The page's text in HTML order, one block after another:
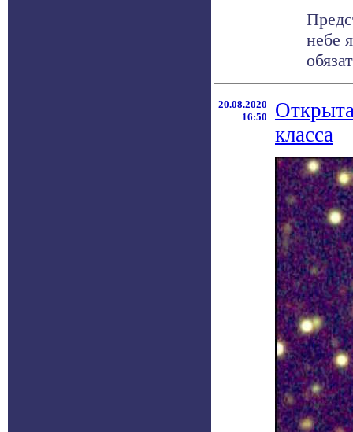
небе
20.08.2020
16:50
класса